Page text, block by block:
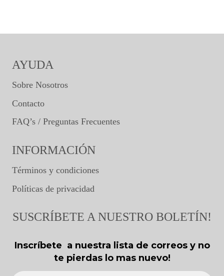
AYUDA
Sobre Nosotros
Contacto
FAQ’s / Preguntas Frecuentes
INFORMACIÓN
Términos y condiciones
Políticas de privacidad
SUSCRÍBETE A NUESTRO BOLETÍN!
Inscríbete a nuestra lista de correos y no
te pierdas lo mas nuevo!